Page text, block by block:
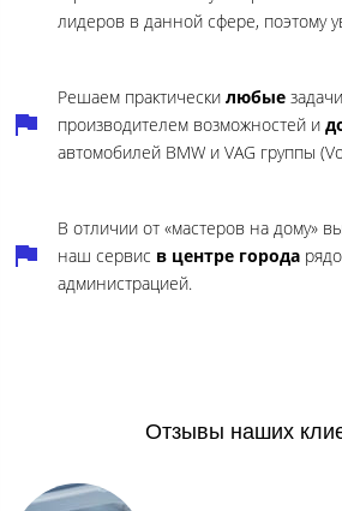
лидеров в данной сфере, поэтому
Решаем практически любые
производителем возможностей и
автомобилей BMW и VAG группы
В отличии от «мастеров на дому»
наш сервис в центре города
администрацией.
Отзывы наших